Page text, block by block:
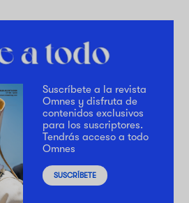
Suscríbete a la revista
Omnes y disfruta de
contenidos exclusivos
para los suscriptores.
Tendrás acceso a todo
Omnes
SUSCRÍBETE